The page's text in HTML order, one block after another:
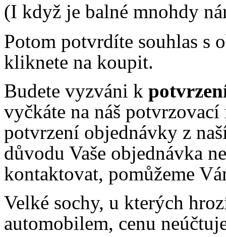
(I když je balné mnohdy
Potom potvrdíte souhlas s
kliknete na koupit.
Budete vyzváni k
vyčkáte na náš
potvrzení objednávky z
důvodu Vaše objednávka
kontaktovat, pomůžeme
Velké sochy, u kterých
automobilem, cenu